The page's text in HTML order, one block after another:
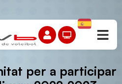
per a participar